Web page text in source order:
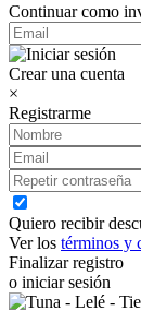
Continuar como
Crear una cuenta
×
Registrarme
Quiero recibir
Ver los términos y
Finalizar registro
o iniciar sesión